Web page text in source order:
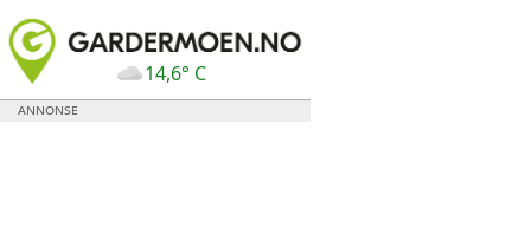
14,6° C